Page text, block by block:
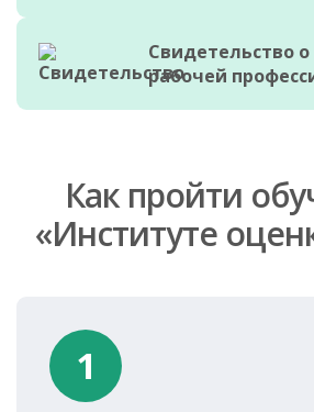
Свидетельство
рабочей
Как пройти
«Институте
1